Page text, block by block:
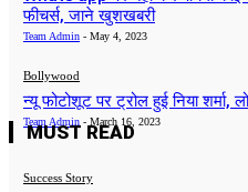
फीचर्स, जाने खुशखबरी
Team Admin - May 4, 2023
Bollywood
न्यू फोटोशूट पर ट्रोल हुई निया शर्मा,
Team Admin - March 16, 2023
MUST READ
Success Story